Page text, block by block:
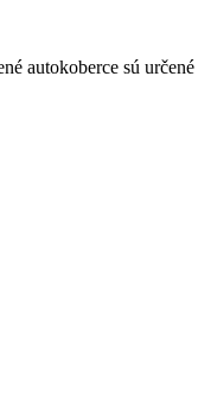
autokoberce sú